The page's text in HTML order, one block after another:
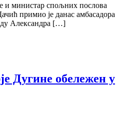
и министар спољних послова
примио је данас амбасадора
Александра […]
Дугине обележен у